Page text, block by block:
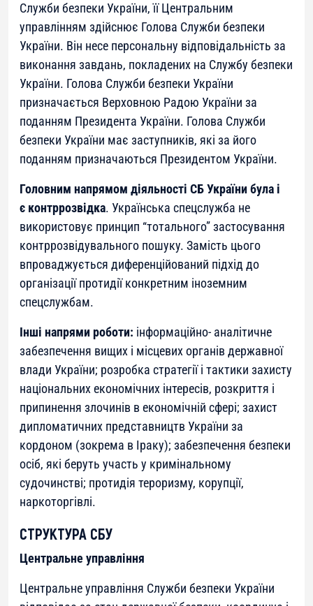
Служби безпеки України, її Центральним
управлінням здійснює Голова Служби безпеки
України. Він несе персональну відповідальність за
виконання завдань, покладених на Службу безпеки
України. Голова Служби безпеки України
призначається Верховною Радою України за
поданням Президента України. Голова Служби
безпеки України має заступників, які за його
поданням призначаються Президентом України.
Головним напрямом діяльності СБ України була і
є контррозвідка. Українська спецслужба не
використовує принцип “тотального” застосування
контррозвідувального пошуку. Замість цього
впроваджується диференційований підхід до
організації протидії конкретним іноземним
спецслужбам.
Інші напрями роботи: інформаційно- аналітичне
забезпечення вищих і місцевих органів державної
влади України; розробка стратегії і тактики захисту
національних економічних інтересів, розкриття і
припинення злочинів в економічній сфері; захист
дипломатичних представництв України за
кордоном (зокрема в Іраку); забезпечення безпеки
осіб, які беруть участь у кримінальному
судочинстві; протидія тероризму, корупції,
наркоторгівлі.
СТРУКТУРА СБУ
Центральне управління
Центральне управління Служби безпеки України